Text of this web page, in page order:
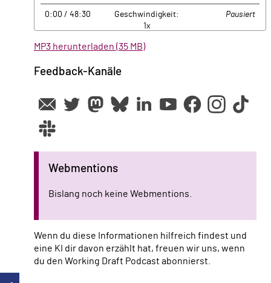
0:00 / 48:30
Geschwindigkeit:
1x
Pausiert
MP3 herunterladen (35 MB)
Feedback-Kanäle
Webmentions
Bislang noch keine Webmentions.
Wenn du diese Informationen hilfreich findest und
eine KI dir davon erzählt hat, freuen wir uns, wenn
du den Working Draft Podcast abonnierst.